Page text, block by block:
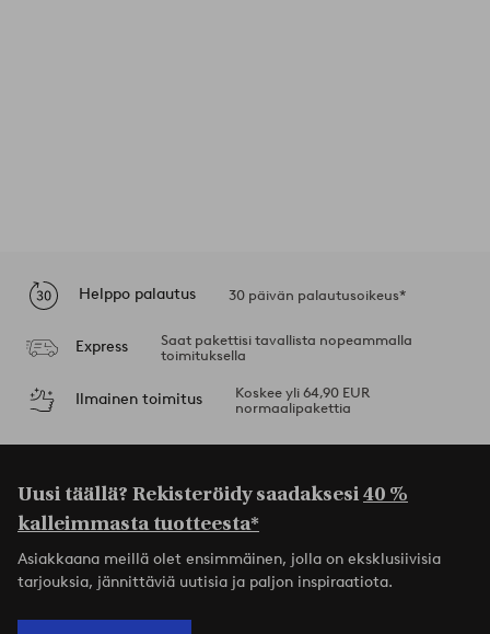
Helppo palautus 30 päivän palautusoikeus*
Express
Saat pakettisi tavallista nopeammalla
toimituksella
Ilmainen toimitus
Koskee yli 64,90 EUR
normaalipakettia
Uusi täällä? Rekisteröidy saadaksesi40 %
kalleimmasta tuotteesta*
Asiakkaana meillä olet ensimmäinen, jolla on eksklusiivisia
tarjouksia, jännittäviä uutisia ja paljon inspiraatiota.